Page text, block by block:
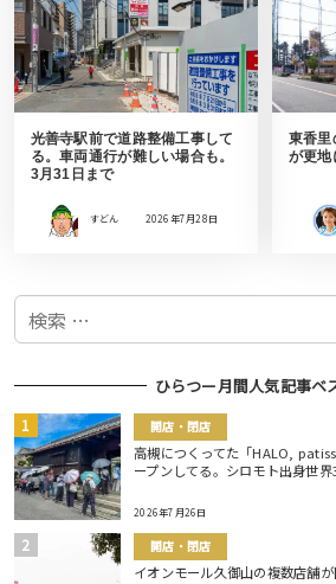
光善寺駅前で道路整備工事して
る。車両通行が難しい場合も。
3月31日まで
すどん 2026年7月28日
東香里
が更地
検
ひらつー月間人気記事ベ
開店・閉店
高槻につくってた「HALO,
ープンしてる。シロモト出身世
2026年7月26日
開店・閉店
イオンモール久御山の複数店舗